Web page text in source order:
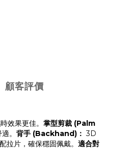
顧客評價
效果更佳。 掌型剪裁 (Palm
。 背手 (Backhand)： 3D
拉片，確保穩固佩戴。 適合對